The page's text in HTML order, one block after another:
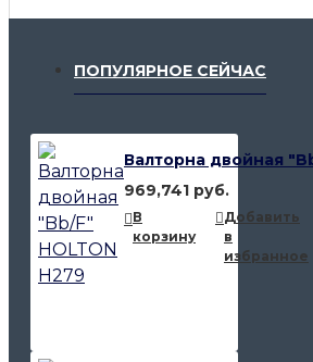
ПОПУЛЯРНОЕ СЕЙЧАС
Валторна двойная
969,741 руб.
В
корзину
Добавить
в
избранное